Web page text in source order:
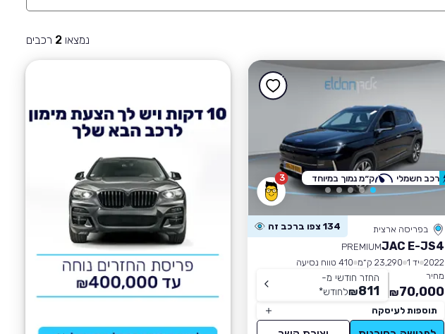
נמצאו 2 רכבים
3
בפריסה ארצית 134 צפו ברכב זה
JAC E-JS4
PREMIUM
2022 יד 1 23,290 ק״מ
410 טווח נסיעה
מחיר
70,000
₪
החזר חודשי מ-
811
₪לחודש*
תוספות לעיסקה
רכב חשמלי ק״מ נמוך במיוחד